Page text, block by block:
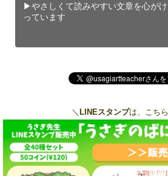
▶︎やさしくて読みやすい文章を心が
っています
＼ LINEスタンプは、こち